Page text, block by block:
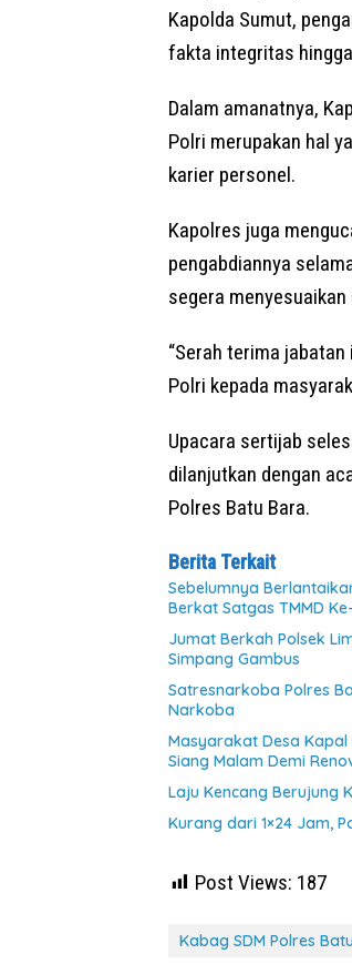
Kapolda Sumut,
fakta integritas
Dalam amanatnya,
Polri merupakan hal
karier personel.
Kapolres juga
pengabdiannya
segera
“Serah terima
Polri kepada
Upacara sertijab
dilanjutkan dengan
Polres Batu Bara.
Berita Terkait
Sebelumnya
Berkat Satgas TMMD
Jumat Berkah Polsek
Simpang Gambus
Satresnarkoba Polres
Narkoba
Masyarakat Desa Kapal
Siang Malam Demi
Laju Kencang Berujung
Kurang dari 1×24 Jam,
Post Views: 187
Kabag SDM Polres